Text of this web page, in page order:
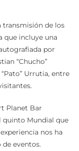
transmisión de los
que incluye una
por
“Chucho”
Urrutia, entre
Planet Bar
quinto Mundial que
nos ha
eventos.